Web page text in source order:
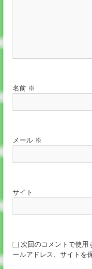
名前 ※
メール ※
サイト
次回のコメントで使用
ールアドレス、サイトを